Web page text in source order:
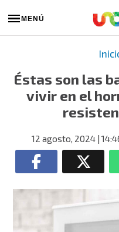
MENÚ
Éstas son las
vivir en el
12 agosto, 2024|